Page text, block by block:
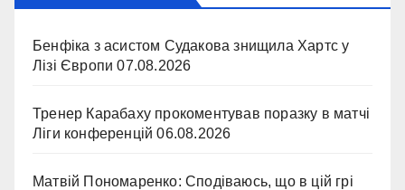
Бенфіка з асистом Судакова знищила Хартс у
Лізі Європи 07.08.2026
Тренер Карабаху прокоментував поразку в матчі
Ліги конференцій 06.08.2026
Матвій Пономаренко: Сподіваюсь, що в цій грі